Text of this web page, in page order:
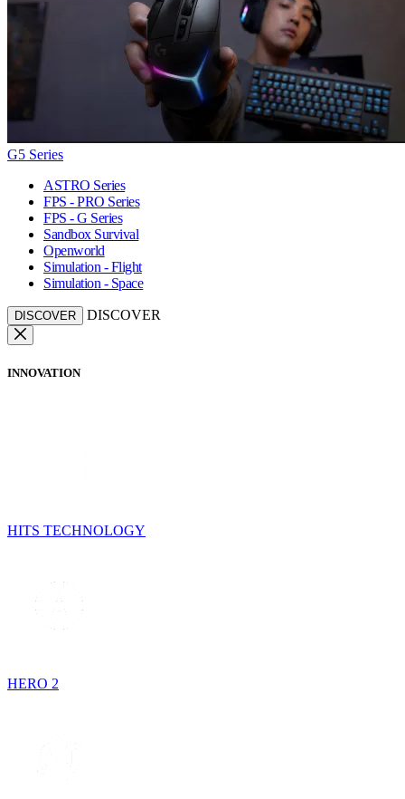
G5 Series
ASTRO Series
FPS - PRO Series
FPS - G Series
Sandbox Survival
Openworld
Simulation - Flight
Simulation - Space
DISCOVER DISCOVER
INNOVATION
HITS TECHNOLOGY
HERO 2